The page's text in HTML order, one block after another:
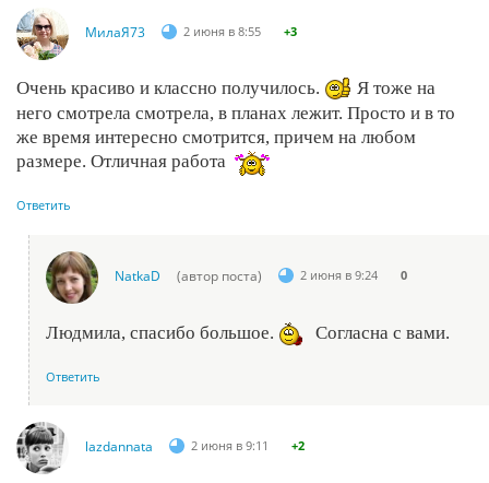
МилаЯ73 2 июня в 8:55 +3
Очень красиво и классно получилось.
Я тоже на
него смотрела смотрела, в планах лежит. Просто и в то
же время интересно смотрится, причем на любом
размере. Отличная работа
Ответить
NatkaD (автор поста) 2 июня в 9:24 0
Людмила, спасибо большое. Согласна с вами.
Ответить
lazdannata 2 июня в 9:11 +2